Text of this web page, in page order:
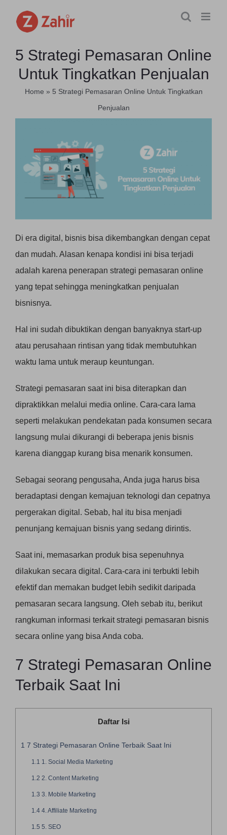
5 Strategi Pemasaran Online
Untuk Tingkatkan Penjualan
Home » 5 Strategi Pemasaran Online Untuk Tingkatkan
Penjualan
Di era digital, bisnis bisa dikembangkan dengan cepat
dan mudah. Alasan kenapa kondisi ini bisa terjadi
adalah karena penerapan strategi pemasaran online
yang tepat sehingga meningkatkan penjualan
bisnisnya.
Hal ini sudah dibuktikan dengan banyaknya start-up
atau perusahaan rintisan yang tidak membutuhkan
waktu lama untuk meraup keuntungan.
Strategi pemasaran saat ini bisa diterapkan dan
dipraktikkan melalui media online. Cara-cara lama
seperti melakukan pendekatan pada konsumen secara
langsung mulai dikurangi di beberapa jenis bisnis
karena dianggap kurang bisa menarik konsumen.
Sebagai seorang pengusaha, Anda juga harus bisa
beradaptasi dengan kemajuan teknologi dan cepatnya
pergerakan digital. Sebab, hal itu bisa menjadi
penunjang kemajuan bisnis yang sedang dirintis.
Saat ini, memasarkan produk bisa sepenuhnya
dilakukan secara digital. Cara-cara ini terbukti lebih
efektif dan memakan budget lebih sedikit daripada
pemasaran secara langsung. Oleh sebab itu, berikut
rangkuman informasi terkait strategi pemasaran bisnis
secara online yang bisa Anda coba.
7 Strategi Pemasaran Online
Terbaik Saat Ini
Daftar Isi
1 7 Strategi Pemasaran Online Terbaik Saat Ini
1.1 1. Social Media Marketing
1.2 2. Content Marketing
1.3 3. Mobile Marketing
1.44. Affiliate Marketing
1.5 5. SEO